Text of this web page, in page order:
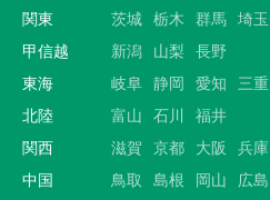
関東
茨城 栃木 群馬 埼玉
甲信越
新潟 山梨
長野
東海
岐阜 静岡 愛知
三重
北陸
富山 石川
福井
関西
滋賀 京都 大阪 兵庫
中国
鳥取 島根 岡山 広島